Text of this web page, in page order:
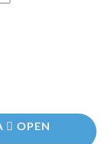
OPEN